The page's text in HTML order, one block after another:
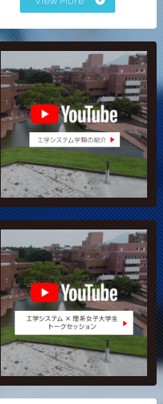
工学システム学類 YouTube
工学システム × 理系女子大
学生トークセッション